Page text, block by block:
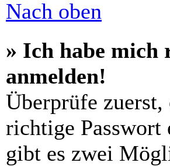
Nach oben
» Ich habe
anmelden!
Überprüfe zuerst,
richtige Passwort
gibt es zwei